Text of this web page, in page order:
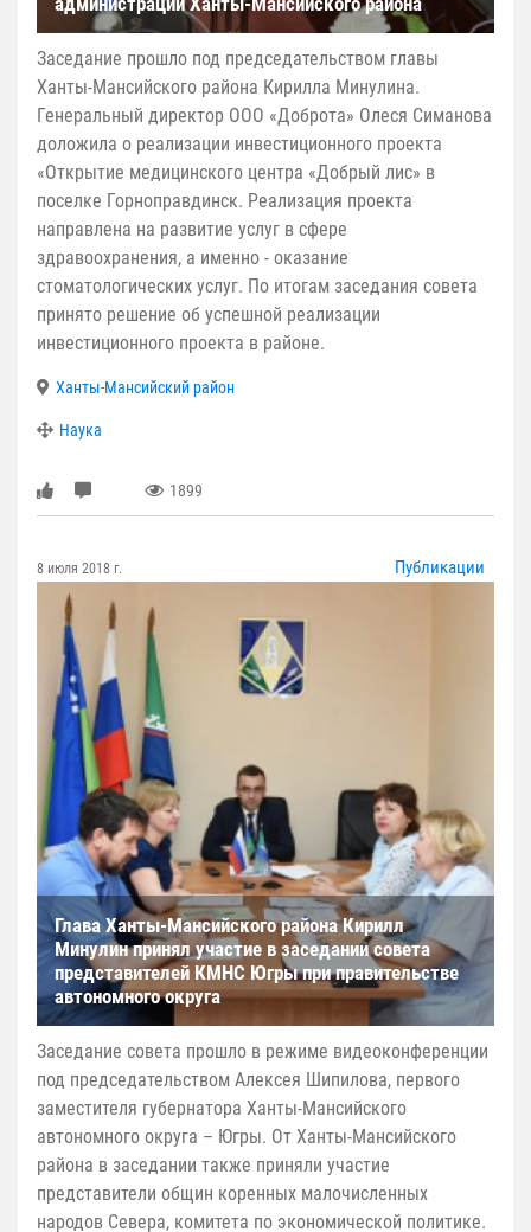
Заседание прошло под председательством главы
Ханты-Мансийского района Кирилла Минулина.
Генеральный директор ООО «Доброта» Олеся Симанова
доложила о реализации инвестиционного проекта
«Открытие медицинского центра «Добрый лис» в
поселке Горноправдинск. Реализация проекта
направлена на развитие услуг в сфере
здравоохранения, а именно - оказание
стоматологических услуг. По итогам заседания совета
принято решение об успешной реализации
инвестиционного проекта в районе.
Ханты-Мансийский район
Наука
1899
8 июля 2018 г. Публикации
Глава Ханты-Мансийского района Кирилл
Минулин принял участие в заседании совета
представителей КМНС Югры при правительстве
автономного округа
Заседание совета прошло в режиме видеоконференции
под председательством Алексея Шипилова, первого
заместителя губернатора Ханты-Мансийского
автономного округа – Югры. От Ханты-Мансийского
района в заседании также приняли участие
представители общин коренных малочисленных
народов Севера, комитета по экономической политике.